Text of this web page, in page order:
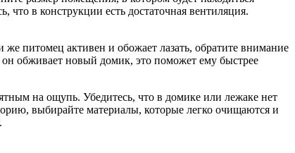
в конструкции есть достаточная вентиляция.
питомец активен и обожает лазать, обратите внимание
обживает новый домик, это поможет ему быстрее
на ощупь. Убедитесь, что в домике или лежаке нет
выбирайте материалы, которые легко очищаются и